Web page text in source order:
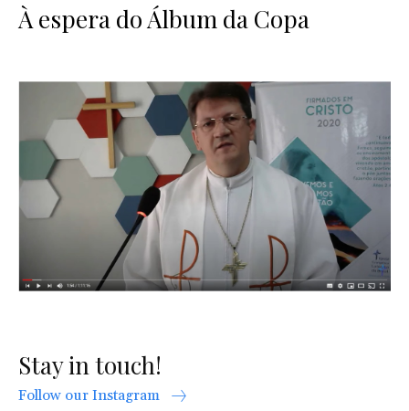
À espera do Álbum da Copa
Stay in touch!
Follow our Instagram